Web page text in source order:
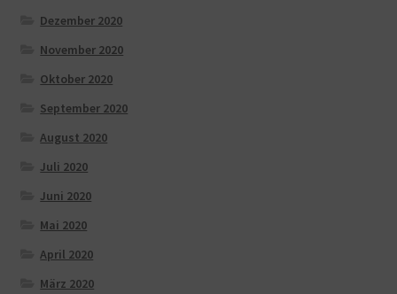
Dezember 2020
November 2020
Oktober 2020
September 2020
August 2020
Juli 2020
Juni 2020
Mai 2020
April 2020
März 2020